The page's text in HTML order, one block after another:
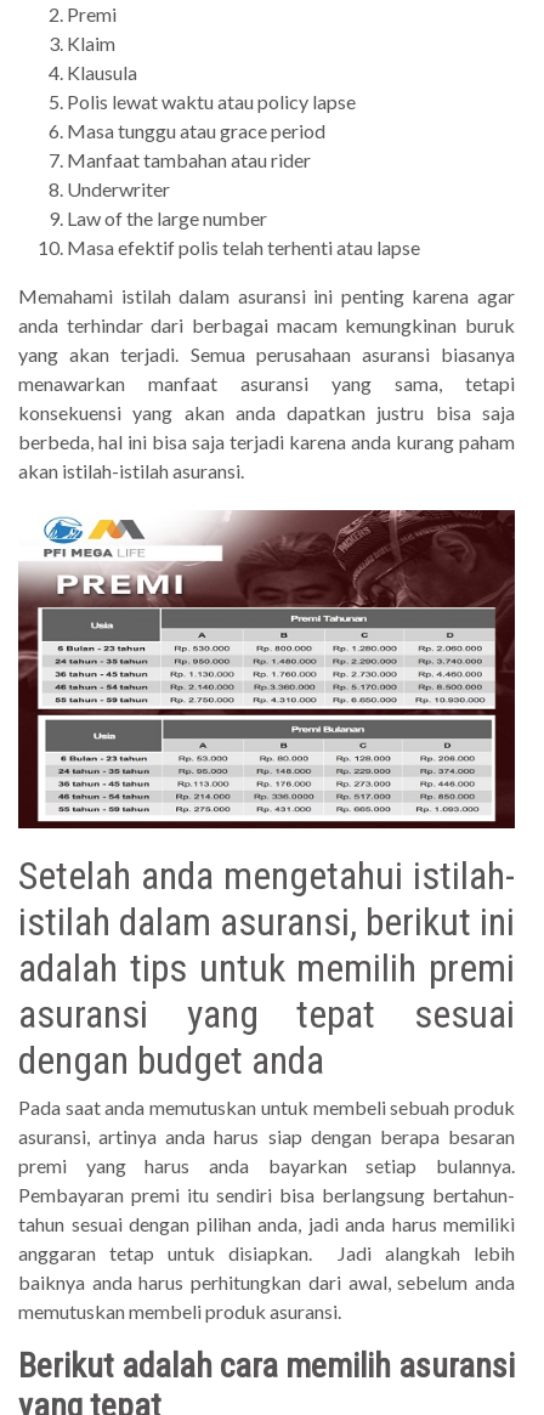
Premi
Klaim
Klausula
Polis lewat waktu atau policy lapse
Masa tunggu atau grace period
Manfaat tambahan atau rider
Underwriter
Law of the large number
Masa efektif polis telah terhenti atau lapse
Memahami istilah dalam asuransi ini penting karena agar
anda terhindar dari berbagai macam kemungkinan buruk
yang akan terjadi. Semua perusahaan asuransi biasanya
menawarkan manfaat asuransi yang sama, tetapi
konsekuensi yang akan anda dapatkan justru bisa saja
berbeda, hal ini bisa saja terjadi karena anda kurang paham
akan istilah-istilah asuransi.
Setelah anda mengetahui istilah-
istilah dalam asuransi, berikut ini
adalah tips untuk memilih premi
asuransi yang tepat sesuai
dengan budget anda
Pada saat anda memutuskan untuk membeli sebuah produk
asuransi, artinya anda harus siap dengan berapa besaran
premi yang harus anda bayarkan setiap bulannya.
Pembayaran premi itu sendiri bisa berlangsung bertahun-
tahun sesuai dengan pilihan anda, jadi anda harus memiliki
anggaran tetap untuk disiapkan. Jadi alangkah lebih
baiknya anda harus perhitungkan dari awal, sebelum anda
memutuskan membeli produk asuransi.
Berikut adalah cara memilih asuransi
yang tepat